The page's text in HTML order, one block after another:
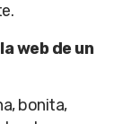
web de un
bonita,